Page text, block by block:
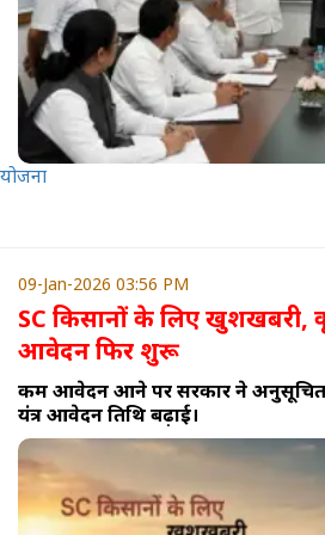
योजना
09-Jan-2026 03:56 PM
SC किसानों के लिए खुशखबरी,
आवेदन फिर शुरू
कम आवेदन आने पर सरकार ने अनुसूचित
यंत्र आवेदन तिथि बढ़ाई।